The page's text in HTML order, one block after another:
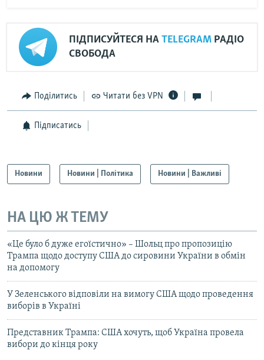
ПІДПИСУЙТЕСЯ НА TELEGRAM РАДІО
СВОБОДА
Поділитись Читати без VPN
Підписатись
Новини Новини | Політика Новини | Важливі
НА ЦЮ Ж ТЕМУ
«Це було б дуже егоїстично» – Шольц про пропозицію
Трампа щодо доступу США до сировини України в обмін
на допомогу
У Зеленського відповіли на вимогу США щодо проведення
виборів в Україні
Представник Трампа: США хочуть, щоб Україна провела
вибори до кінця року